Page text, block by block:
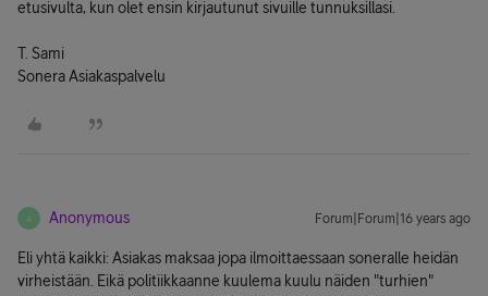
etusivulta, kun olet ensin kirjautunut sivuille tunnuksillasi.
T. Sami
Sonera Asiakaspalvelu
A Anonymous Forum|Forum|16 years ago
Eli yhtä kaikki: Asiakas maksaa jopa ilmoittaessaan soneralle heidän
virheistään. Eikä politiikkaanne kuulema kuulu näiden "turhien"